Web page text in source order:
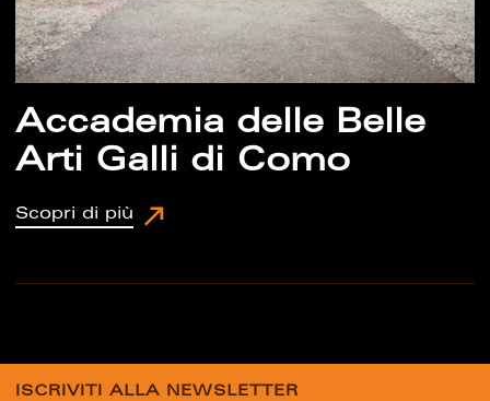
Accademia delle Belle
Arti Galli di Como
Scopri di più
ISCRIVITI ALLA NEWSLETTER